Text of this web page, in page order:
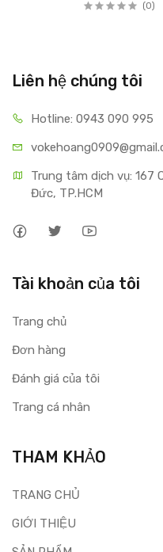
(0)
Liên hệ chúng tôi
Hotline: 0943 090 995
Trung tâm dịch vụ: 167
Đức, TP.HCM
Tài khoản của tôi
Trang chủ
Đơn hàng
Đánh giá của tôi
Trang cá nhân
THAM KHẢO
TRANG CHỦ
GIỚI THIỆU